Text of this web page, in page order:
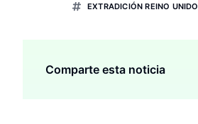
EXTRADICIÓN REINO UNIDO
Comparte esta noticia